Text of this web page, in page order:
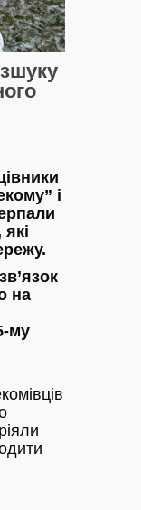
і
на
му